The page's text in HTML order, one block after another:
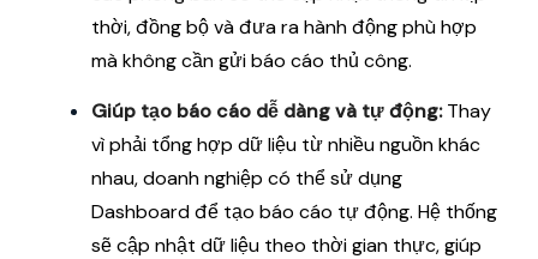
thời, đồng bộ và đưa ra hành động phù hợp
mà không cần gửi báo cáo thủ công.
Giúp tạo báo cáo dễ dàng và tự động:Thay
vì phải tổng hợp dữ liệu từ nhiều nguồn khác
nhau, doanh nghiệp có thể sử dụng
Dashboard để tạo báo cáo tự động. Hệ thống
sẽ cập nhật dữ liệu theo thời gian thực, giúp